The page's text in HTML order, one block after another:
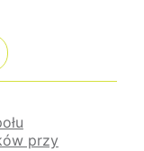
przy